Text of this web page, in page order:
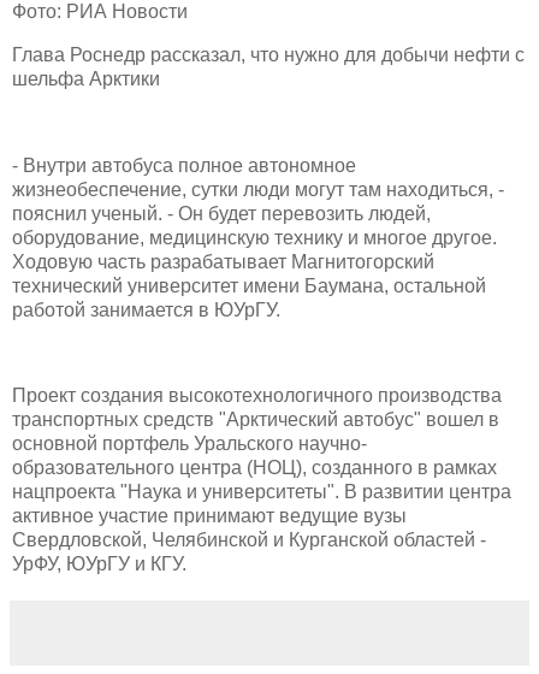
Фото: РИА Новости
Глава Роснедр рассказал, что нужно для добычи нефти с
шельфа Арктики
- Внутри автобуса полное автономное
жизнеобеспечение, сутки люди могут там находиться, -
пояснил ученый. - Он будет перевозить людей,
оборудование, медицинскую технику и многое другое.
Ходовую часть разрабатывает Магнитогорский
технический университет имени Баумана, остальной
работой занимается в ЮУрГУ.
Проект создания высокотехнологичного производства
транспортных средств "Арктический автобус" вошел в
основной портфель Уральского научно-
образовательного центра (НОЦ), созданного в рамках
нацпроекта "Наука и университеты". В развитии центра
активное участие принимают ведущие вузы
Свердловской, Челябинской и Курганской областей -
УрФУ, ЮУрГУ и КГУ.